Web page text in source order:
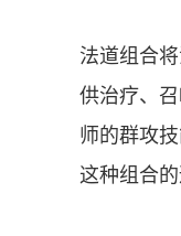
法道组合
供治疗、
师的群攻
这种组合